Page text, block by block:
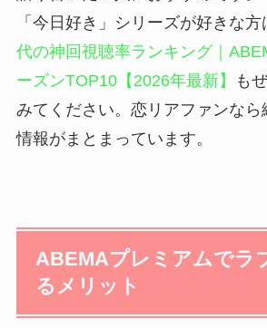
「今日好き」シリーズが好きな方
代の神回視聴率ランキング｜
ーズンTOP10【2026年最新】
も
みてください。恋リアファンなら
情報がまとまっています。
ABEMAプレミアムでラ
るメリット